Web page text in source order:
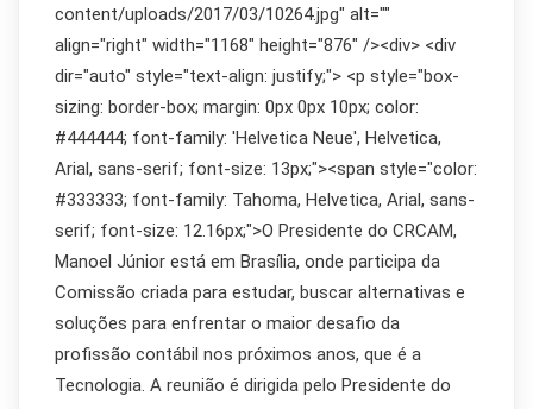
content/uploads/2017/03/10264.jpg" alt=""
align="right" width="1168" height="876" /><div> <div
dir="auto" style="text-align: justify;"> <p style="box-
sizing: border-box; margin: 0px 0px 10px; color:
#444444; font-family: 'Helvetica Neue', Helvetica,
Arial, sans-serif; font-size: 13px;"><span style="color:
#333333; font-family: Tahoma, Helvetica, Arial, sans-
serif; font-size: 12.16px;">O Presidente do CRCAM,
Manoel Júnior está em Brasília, onde participa da
Comissão criada para estudar, buscar alternativas e
soluções para enfrentar o maior desafio da
profissão contábil nos próximos anos, que é a
Tecnologia. A reunião é dirigida pelo Presidente do